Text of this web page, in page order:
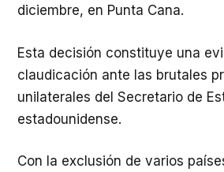
diciembre, en Punta Cana.
Esta decisión constituye una
claudicación ante las brutales
unilaterales del Secretario de
estadounidense.
Con la exclusión de varios